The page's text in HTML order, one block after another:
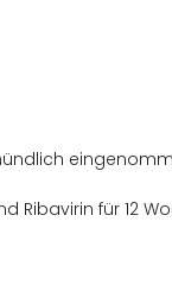
Ribavirin für 12